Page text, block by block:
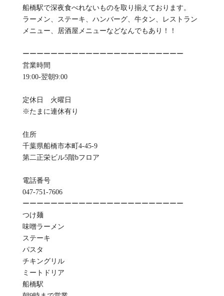
船橋駅で深夜食べれないものを取り揃えております。
ラーメン、ステーキ、ハンバーグ、牛タン、レストラン
メニュー、居酒屋メニューなどなんでもあり！！
ーーーーーーーーーーーーーーーーーーーーーーー
営業時間
19:00-翌朝9:00
定休日 火曜日
※たまに連休有り
住所
千葉県船橋市本町4-45-9
第二正栄ビル5階bフロア
電話番号
047-751-7606
ーーーーーーーーーーーーーーーーーーーーーーー
つけ麺
味噌ラーメン
ステーキ
パスタ
チキングリル
ミートドリア
船橋駅